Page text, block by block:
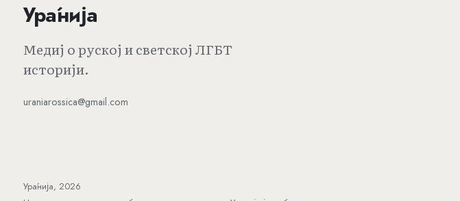
Ура́нија
Медиј о руској и светској ЛГБТ
историји.
uraniarossica@gmail.com
Ура́нија, 2026